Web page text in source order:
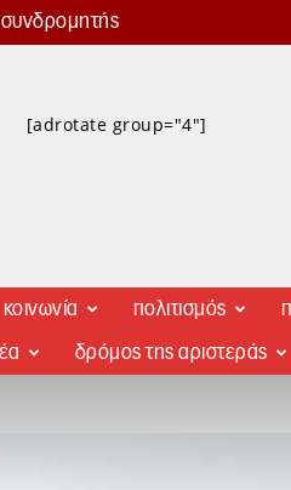
συνδρομητής
[adrotate group="4"]
κοινωνία πολιτισμός
δρόμος της αριστεράς